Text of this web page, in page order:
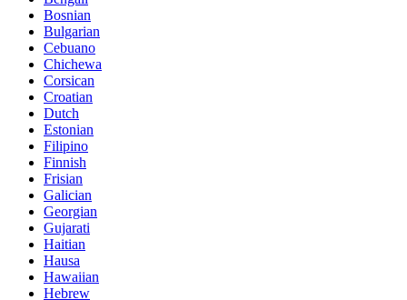
Bosnian
Bulgarian
Cebuano
Chichewa
Corsican
Croatian
Dutch
Estonian
Filipino
Finnish
Frisian
Galician
Georgian
Gujarati
Haitian
Hausa
Hawaiian
Hebrew